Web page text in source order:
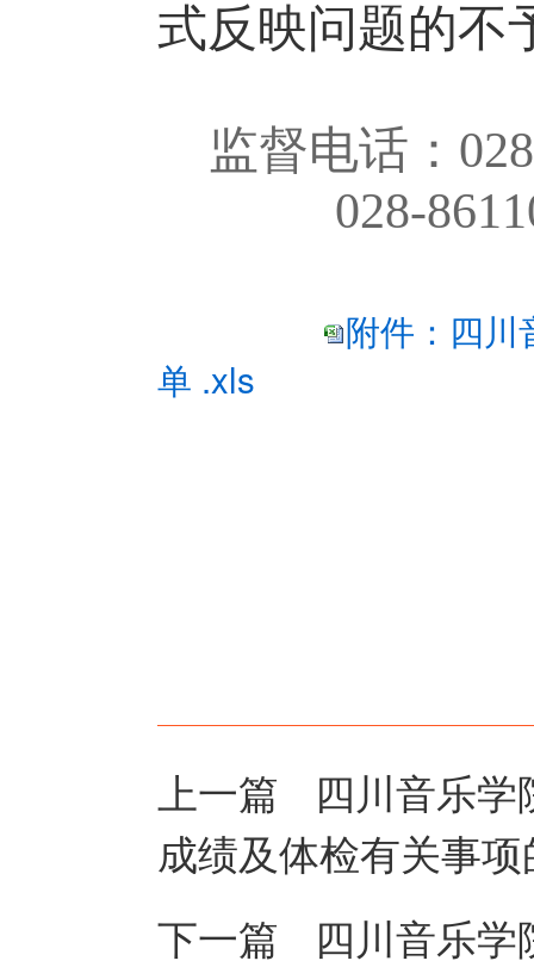
式反映问题的不
监督电话：
028-
附件：四川
单 .xls
上一篇 四川音乐
成绩及体检有关事
下一篇 四川音乐